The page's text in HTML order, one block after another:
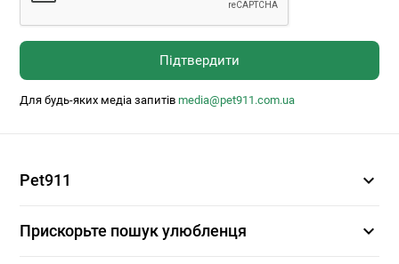
Підтвердити
Для будь-яких медіа запитів media@pet911.com.ua
Pet911 expand_more
Прискорьте пошук улюбленця expand_more